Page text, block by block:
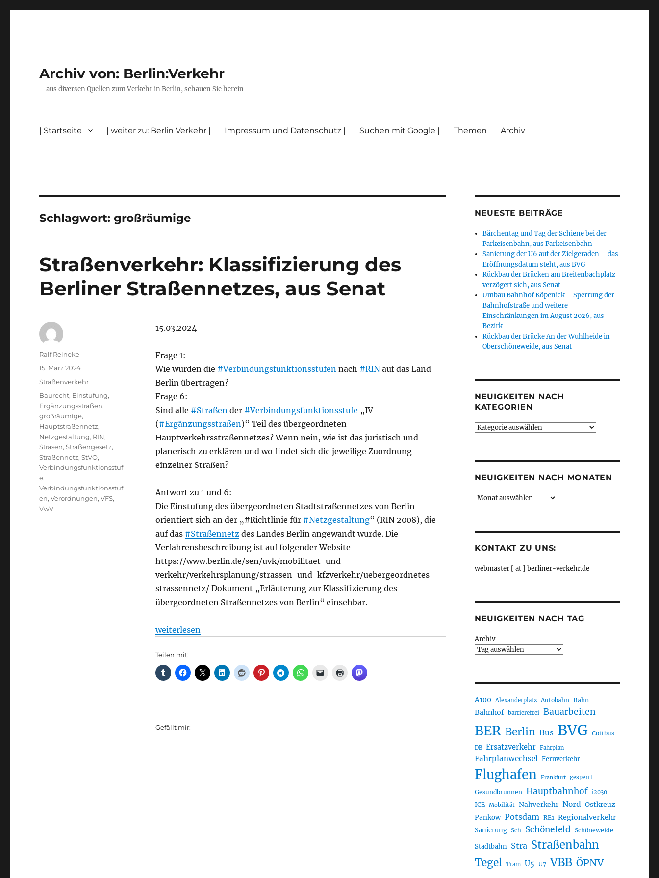
Archiv von: Berlin:Verkehr
– aus diversen Quellen zum Verkehr in Berlin, schauen Sie herein –
| Startseite | weiter zu: Berlin Verkehr | Impressum und Datenschutz | Suchen mit Google | Themen Archiv
Schlagwort:großräumige
Straßenverkehr: Klassifizierung des
Berliner Straßennetzes, aus Senat
15.03.2024
Frage 1:
Wie wurden die #Verbindungsfunktionsstufennach #RINauf das Land
Berlin übertragen?
Frage 6:
Sind alle #Straßender #Verbindungsfunktionsstufe „IV
(#Ergänzungsstraßen)“ Teil des übergeordneten
Hauptverkehrsstraßennetzes? Wenn nein, wie ist das juristisch und
planerisch zu erklären und wo findet sich die jeweilige Zuordnung
einzelner Straßen?
Antwort zu 1 und 6:
Die Einstufung des übergeordneten Stadtstraßennetzes von Berlin
orientiert sich an der „#Richtlinie für #Netzgestaltung“ (RIN 2008), die
auf das #Straßennetzdes Landes Berlin angewandt wurde. Die
Verfahrensbeschreibung ist auf folgender Website
https://www.berlin.de/sen/uvk/mobilitaet-und-
verkehr/verkehrsplanung/strassen-und-kfzverkehr/uebergeordnetes-
strassennetz/ Dokument „Erläuterung zur Klassifizierung des
übergeordneten Straßennetzes von Berlin“ einsehbar.
„Straßenverkehr: Klassifizierung des Berliner Straßennetzes, aus Senat“
weiterlesen
Teilen mit:
Gefällt mir:
Autor
Ralf Reineke
Veröffentlicht
15. März 2024
Kategorien
Straßenverkehr
Schlagwörter
Baurecht, Einstufung,
Ergänzungsstraßen,
großräumige,
Hauptstraßennetz,
Netzgestaltung, RIN,
Strasen,Straßengesetz,
Straßennetz,StVO,
Verbindungsfunktionsstuf
e,
Verbindungsfunktionsstuf
en,Verordnungen,VFS,
VwV
NEUESTE BEITRÄGE
Bärchentag und Tag der Schiene bei der
Parkeisenbahn, aus Parkeisenbahn
Sanierung der U6 auf der Zielgeraden – das
Eröffnungsdatum steht, aus BVG
Rückbau der Brücken am Breitenbachplatz
verzögert sich, aus Senat
Umbau Bahnhof Köpenick – Sperrung der
Bahnhofstraße und weitere
Einschränkungen im August 2026, aus
Bezirk
Rückbau der Brücke An der Wuhlheide in
Oberschöneweide, aus Senat
NEUIGKEITEN NACH
KATEGORIEN
Neuigkeiten
NEUIGKEITEN NACH MONATEN
Neuigkeiten
KONTAKT ZU UNS:
webmaster [ at ] berliner-verkehr.de
NEUIGKEITEN NACH TAG
Archiv
A100 Alexanderplatz Autobahn Bahn
Bahnhof barrierefrei Bauarbeiten
BER Berlin Bus BVG Cottbus
DB Ersatzverkehr Fahrplan
Fahrplanwechsel Fernverkehr
Flughafen Frankfurt gesperrt
Gesundbrunnen Hauptbahnhof i2030
ICE Mobilität Nahverkehr Nord Ostkreuz
Pankow Potsdam RE1 Regionalverkehr
Sanierung Sch Schönefeld Schöneweide
Stadtbahn Stra Straßenbahn
Tegel Tram U5 U7 VBB ÖPNV